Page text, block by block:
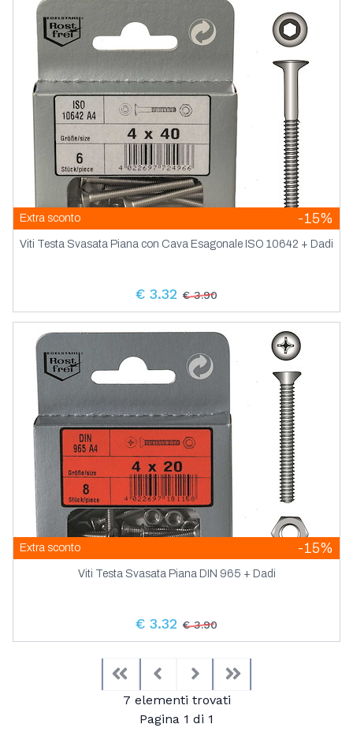
Extra sconto -15%
Viti Testa Svasata Piana con Cava Esagonale ISO 10642 + Dadi
€ 3.32 € 3.90
Extra sconto -15%
Viti Testa Svasata Piana DIN 965 + Dadi
€ 3.32 € 3.90
FirstPrevious
7 elementi trovati
Pagina 1 di 1
Next
Ancora